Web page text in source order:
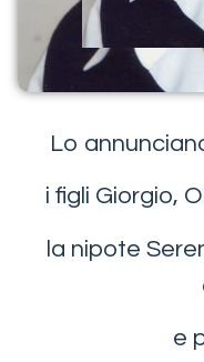
Lo
i figli Giorgio,
la nipote
e